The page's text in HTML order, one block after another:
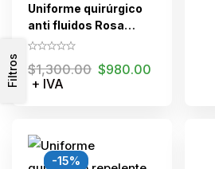
Filtros
Uniforme quirúrgico
anti fluidos Rosa
romance
$1,300.00 $980.00
+ IVA
-15%